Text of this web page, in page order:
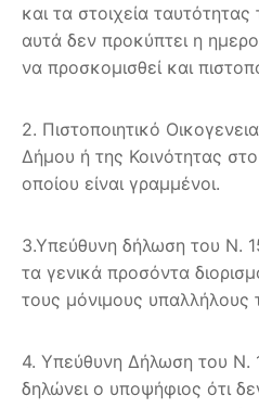
και τα στοιχεία
αυτά δεν προκύπτει η
να προσκομισθεί και
2. Πιστοποιητικό
Δήμου ή της Κοινότητας
οποίου είναι γραμμένοι.
3.Υπεύθυνη δήλωση του Ν.
τα γενικά προσόντα
τους μόνιμους
4. Υπεύθυνη Δήλωση του Ν.
δηλώνει ο υποψήφιος ότι